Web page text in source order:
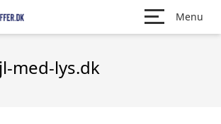
Menu
med-lys.dk